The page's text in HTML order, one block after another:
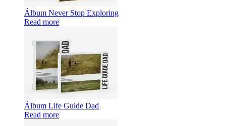
Álbum Never Stop Exploring
Read more
Álbum Life Guide Dad
Read more